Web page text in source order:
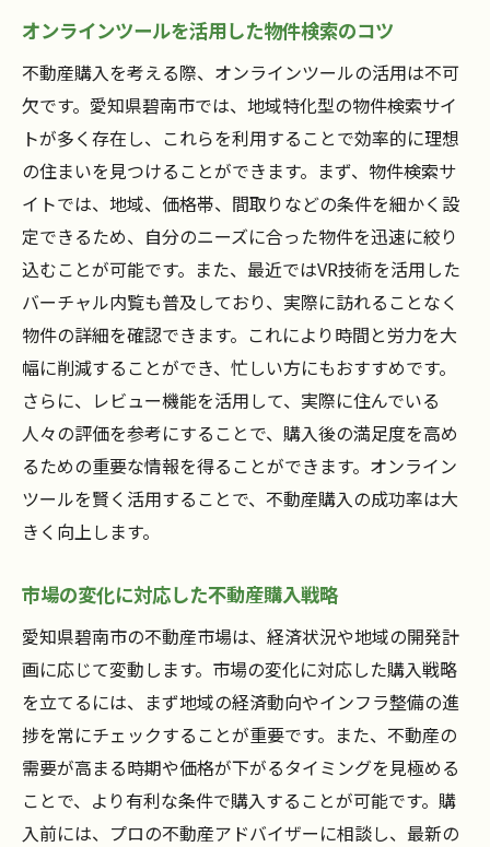
オンラインツールを活用した物件検索のコツ
不動産購入を考える際、オンラインツールの活用は不可
欠です。愛知県碧南市では、地域特化型の物件検索サイ
トが多く存在し、これらを利用することで効率的に理想
の住まいを見つけることができます。まず、物件検索サ
イトでは、地域、価格帯、間取りなどの条件を細かく設
定できるため、自分のニーズに合った物件を迅速に絞り
込むことが可能です。また、最近ではVR技術を活用した
バーチャル内覧も普及しており、実際に訪れることなく
物件の詳細を確認できます。これにより時間と労力を大
幅に削減することができ、忙しい方にもおすすめです。
さらに、レビュー機能を活用して、実際に住んでいる
人々の評価を参考にすることで、購入後の満足度を高め
るための重要な情報を得ることができます。オンライン
ツールを賢く活用することで、不動産購入の成功率は大
きく向上します。
市場の変化に対応した不動産購入戦略
愛知県碧南市の不動産市場は、経済状況や地域の開発計
画に応じて変動します。市場の変化に対応した購入戦略
を立てるには、まず地域の経済動向やインフラ整備の進
捗を常にチェックすることが重要です。また、不動産の
需要が高まる時期や価格が下がるタイミングを見極める
ことで、より有利な条件で購入することが可能です。購
入前には、プロの不動産アドバイザーに相談し、最新の